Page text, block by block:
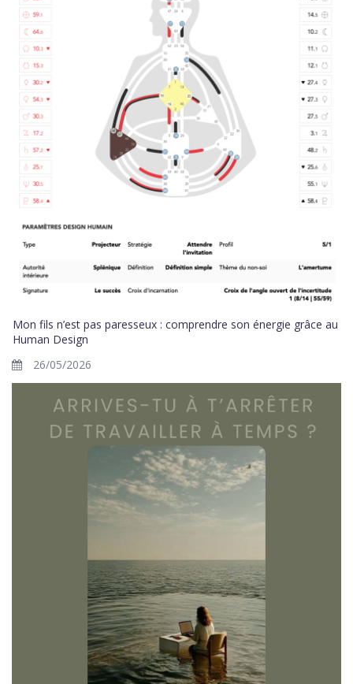
Mon fils n’est pas paresseux : comprendre son énergie grâce au
Human Design
26/05/2026